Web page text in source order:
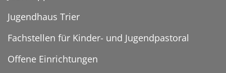
Jugendhaus Trier
Fachstellen für Kinder- und Jugendpastoral
Offene Einrichtungen